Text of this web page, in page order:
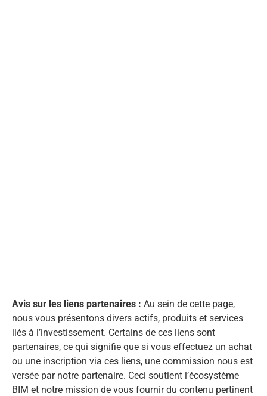
Avis sur les liens partenaires : Au sein de cette page,
nous vous présentons divers actifs, produits et services
liés à l’investissement. Certains de ces liens sont
partenaires, ce qui signifie que si vous effectuez un achat
ou une inscription via ces liens, une commission nous est
versée par notre partenaire. Ceci soutient l’écosystème
BIM et notre mission de vous fournir du contenu pertinent